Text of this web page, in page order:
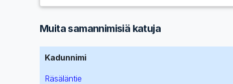
Muita samannimisiä katuja
Kadunnimi
Räsäläntie